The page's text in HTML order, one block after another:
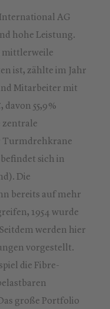
AG
hohe Leistung.
mittlerweile
ist, zählte im Jahr
Mitarbeiter mit
55,9 %
zentrale
Turmdrehkrane
sich in
Die
bereits auf mehr
1954 wurde
werden hier
vorgestellt.
die Fibre-
große Portfolio